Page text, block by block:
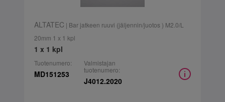
ALTATEC | Bar jatkeen ruuvi (jäljennin/juotos ) M2.0/L
20mm 1 x 1 kpl
1 x 1 kpl
Tuotenumero:
MD151253
Valmistajan
tuotenumero:
J4012.2020